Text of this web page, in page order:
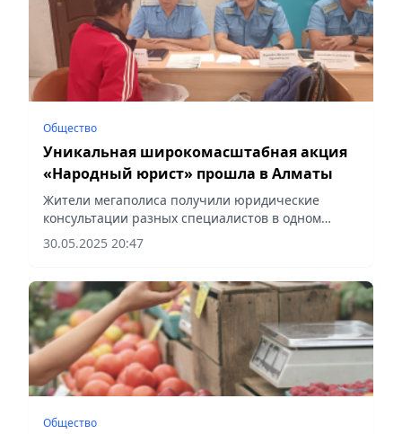
Общество
Уникальная широкомасштабная акция
«Народный юрист» прошла в Алматы
Жители мегаполиса получили юридические
консультации разных специалистов в одном
месте, сообщает Vecher.kz.
30.05.2025 20:47
Общество